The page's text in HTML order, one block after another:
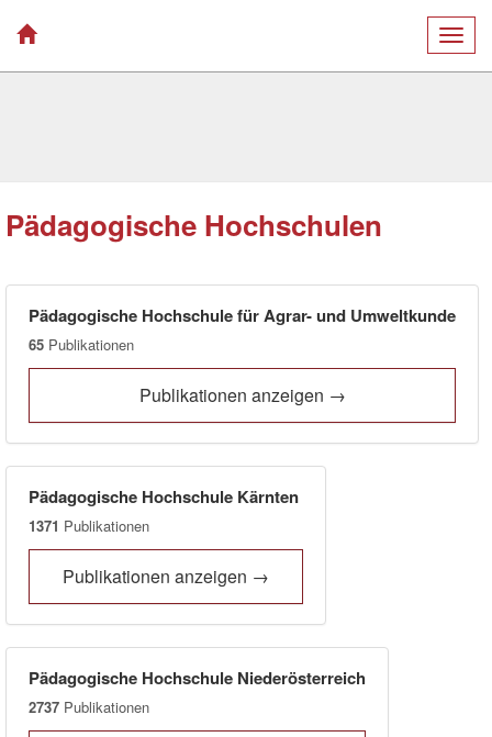
Pädagogische Hochschulen
Pädagogische Hochschule für Agrar- und Umweltkunde
65 Publikationen
Publikationen anzeigen →
Pädagogische Hochschule Kärnten
1371 Publikationen
Publikationen anzeigen →
Pädagogische Hochschule Niederösterreich
2737 Publikationen